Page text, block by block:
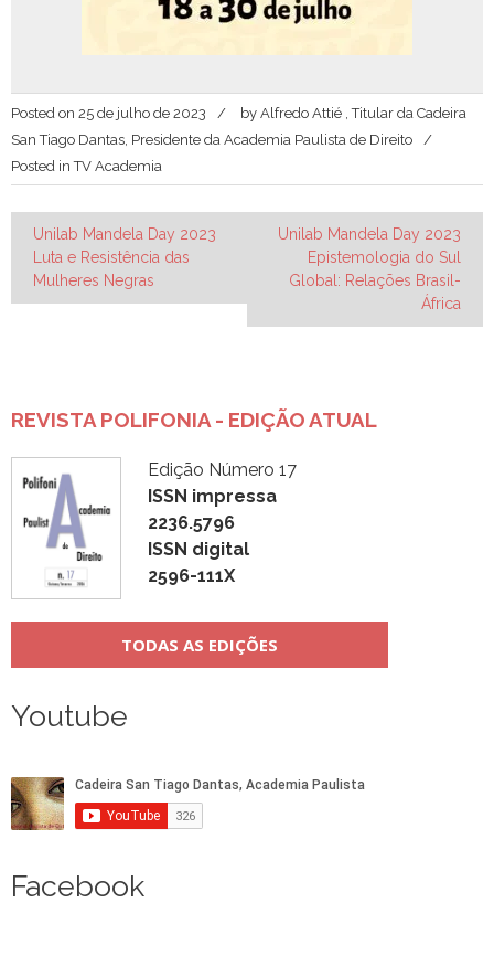
Posted on 25 de julho de 2023 by Alfredo Attié , Titular da Cadeira
San Tiago Dantas, Presidente da Academia Paulista de Direito
Posted inTV Academia
Navegação
de
Post
Unilab Mandela Day 2023
Luta e Resistência das
Mulheres Negras
Unilab Mandela Day 2023
Epistemologia do Sul
Global: Relações Brasil-
África
REVISTA POLIFONIA - EDIÇÃO ATUAL
Edição Número 17
ISSN impressa
2236.5796
ISSN digital
2596-111X
TODAS AS EDIÇÕES
Youtube
Facebook